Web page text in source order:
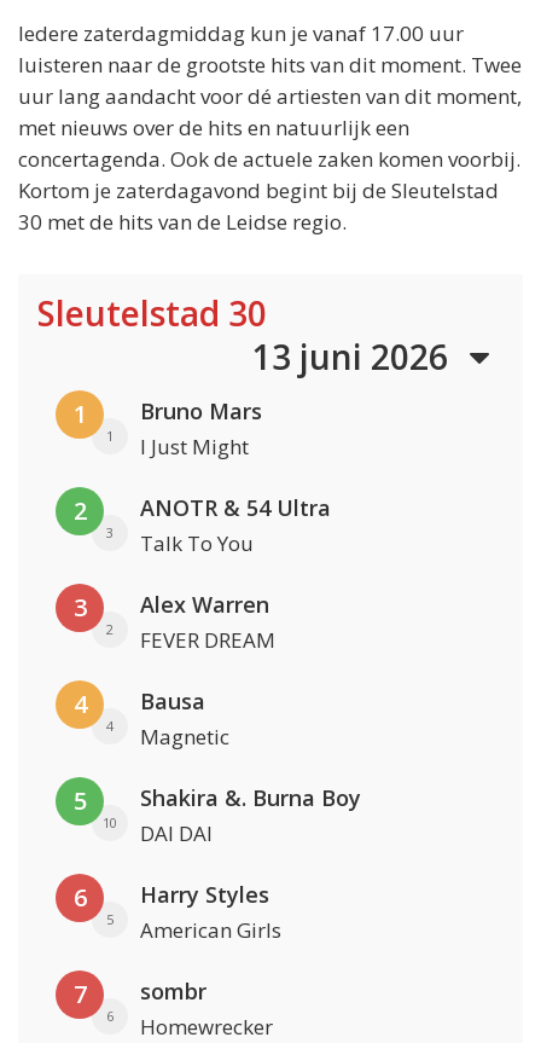
Iedere zaterdagmiddag kun je vanaf 17.00 uur
luisteren naar de grootste hits van dit moment. Twee
uur lang aandacht voor dé artiesten van dit moment,
met nieuws over de hits en natuurlijk een
concertagenda. Ook de actuele zaken komen voorbij.
Kortom je zaterdagavond begint bij de Sleutelstad
30 met de hits van de Leidse regio.
Sleutelstad 30
13 juni 2026
1
1
Bruno Mars
I Just Might
2
3
ANOTR & 54 Ultra
Talk To You
3
2
Alex Warren
FEVER DREAM
4
4
Bausa
Magnetic
5
10
Shakira &. Burna Boy
DAI DAI
6
5
Harry Styles
American Girls
7
6
sombr
Homewrecker